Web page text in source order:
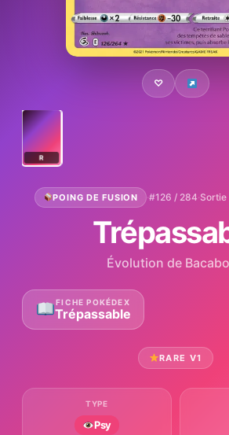
♡
R
POING DE FUSION ·#126 / 284·Sortie
Évolution de
FICHE POKÉDEX
Trépassable
RARE V1
TYPE
Psy